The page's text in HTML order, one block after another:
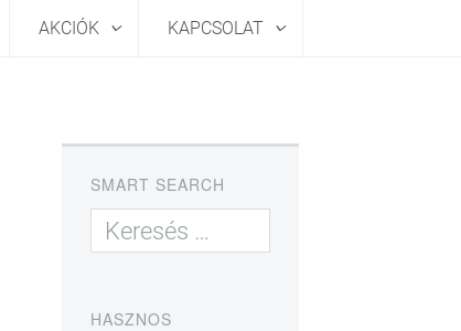
AKCIÓK KAPCSOLAT
SMART SEARCH
HASZNOS